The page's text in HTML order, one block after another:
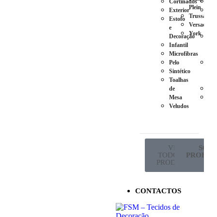
Cortinados
Exterior
Estofo
e
Decoração
Infantil
Microfibras
Pelo
Sintético
Toalhas
de
Mesa
Veludos
Plein
Trussardi
Versace
York
VER
TODOS OS
PRODUTOS
SÓ
CONTACTOS